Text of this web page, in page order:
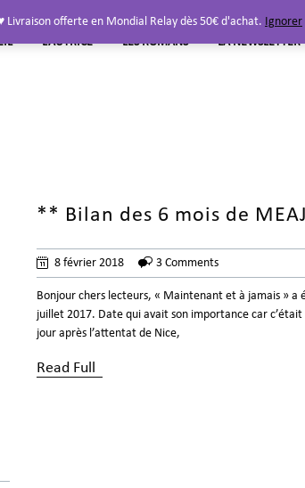
L’AUTRICE LES ROMANS LA NEWSLETTER
** Bilan des 6 mois de
8 février 2018 3 Comments
Bonjour chers lecteurs, « Maintenant et à jamais » a
juillet 2017. Date qui avait son importance car
jour après l’attentat de Nice,
Read Full
Livraison offerte en Mondial Relay dès 50€ d'achat. Ignorer